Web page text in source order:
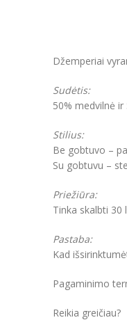
Džemperiai
Sudėtis:
50% medvilnė
Stilius:
Be gobtuvo –
Su gobtuvu –
Priežiūra:
Tinka skalbti 30
Pastaba:
Kad
Pagaminimo
Reikia